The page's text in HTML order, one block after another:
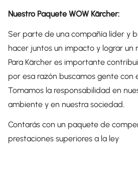
Nuestro Paquete WOW Kärcher:
Ser parte de una compañía líder y
hacer juntos un impacto y lograr un
Para Kärcher es importante
por esa razón buscamos gente con
Tomamos la responsabilidad en
ambiente y en nuestra sociedad.
Contarás con un paquete de
prestaciones superiores a la ley